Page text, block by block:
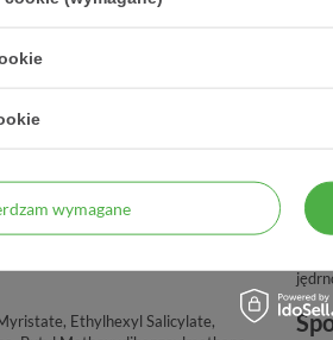
Ethylhexyl Salicylate,
wymagane